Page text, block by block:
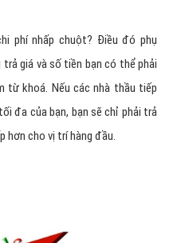
phí nhấp chuột? Điều đó phụ
giá và số tiền bạn có thể phải
từ khoá. Nếu các nhà thầu tiếp
đa của bạn, bạn sẽ chỉ phải trả
hơn cho vị trí hàng đầu.